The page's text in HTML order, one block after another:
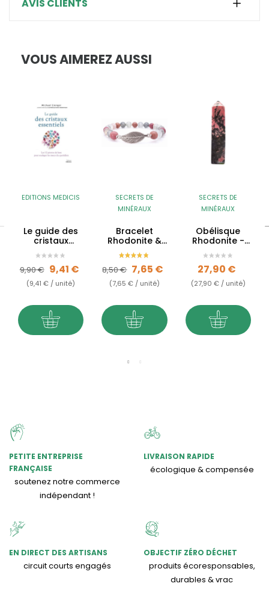
AVIS CLIENTS
VOUS AIMEREZ AUSSI
EDITIONS MEDICIS
Le guide des
cristaux
Prix de base
9,90 € Prix
9,41 €
(9,41 € / unité)
SECRETS DE
MINÉRAUX
Bracelet
Rhodonite &
Quartz gris -
Plume
Prix de base
8,50 € Prix
7,65 €
(7,65 € / unité)
SECRETS DE
MINÉRAUX
Obélisque
Rhodonite -
Prix
27,90 €
(27,90 € / unité)
PETITE ENTREPRISE
FRANÇAISE
soutenez notre commerce
indépendant !
LIVRAISON RAPIDE
écologique & compensée
EN DIRECT DES ARTISANS
circuit courts engagés
OBJECTIF ZÉRO DÉCHET
produits écoresponsables,
durables & vrac